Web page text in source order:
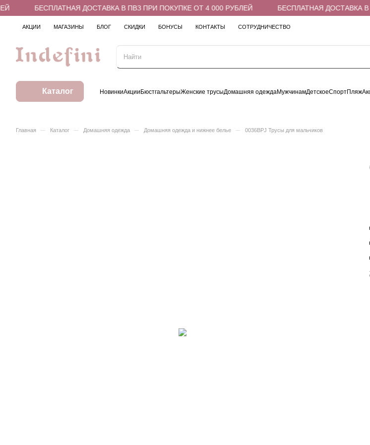
БЕСПЛАТНАЯ ДОСТАВКА В ПВЗ ПРИ ПОКУПКЕ ОТ 4 000 РУБЛЕЙ БЕСПЛАТНАЯ ДОСТАВКА В
АКЦИИ МАГАЗИНЫ БЛОГ СКИДКИ БОНУСЫ КОНТАКТЫ СОТРУДНИЧЕСТВО
Каталог НовинкиАкцииБюстгальтерыЖенские трусыДомашняя одеждаМужчинамДетскоеСпортПляж
Главная – Каталог – Домашняя одежда – Домашняя одежда и нижнее белье – 0036BPJ Трусы для мальчиков